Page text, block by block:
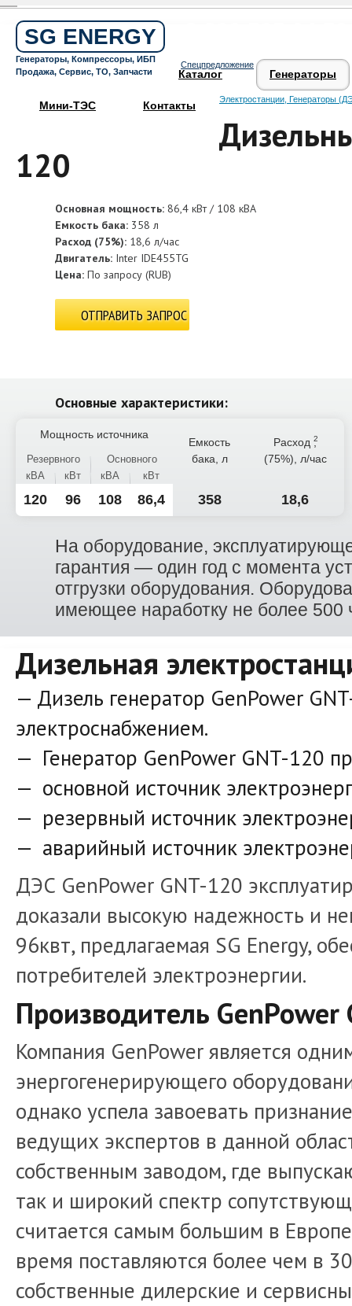
SG ENERGY
Генераторы, Компрессоры, ИБП
Продажа, Сервис, ТО, Запчасти
Спецпредложение
Каталог Генераторы
Мини-ТЭС Контакты Электростанции, Генераторы
120
Основная мощность: 86,4 кВт / 108 кВА
Емкость бака: 358 л
Расход (75%): 18,6 л/час
Двигатель: Inter IDE455TG
Цена: По запросу (RUB)
ОТПРАВИТЬ ЗАПРОС
Основные характеристики:
Мощность источника
Емкость
бака, л
Расход ,
(75%), л/час
Резервного
Основного
кВА
кВт кВА кВт
120 96 108 86,4 358 18,6
На оборудование,
гарантия — один год с момента
отгрузки оборудования.
имеющее наработку не более 500
Дизельная
Дизель генератор GenPower
электроснабжением.
Генератор GenPower GNT-120
основной источник
резервный источник
аварийный источник
ДЭС GenPower GNT-120
доказали высокую надежность и
96квт, предлагаемая SG Energy,
потребителей электроэнергии.
Производитель GenPower
Компания GenPower является
энергогенерирующего
однако успела завоевать
ведущих экспертов в данной
собственным заводом, где
так и широкий спектр
считается самым большим в
время поставляются более чем в
собственные дилерские и